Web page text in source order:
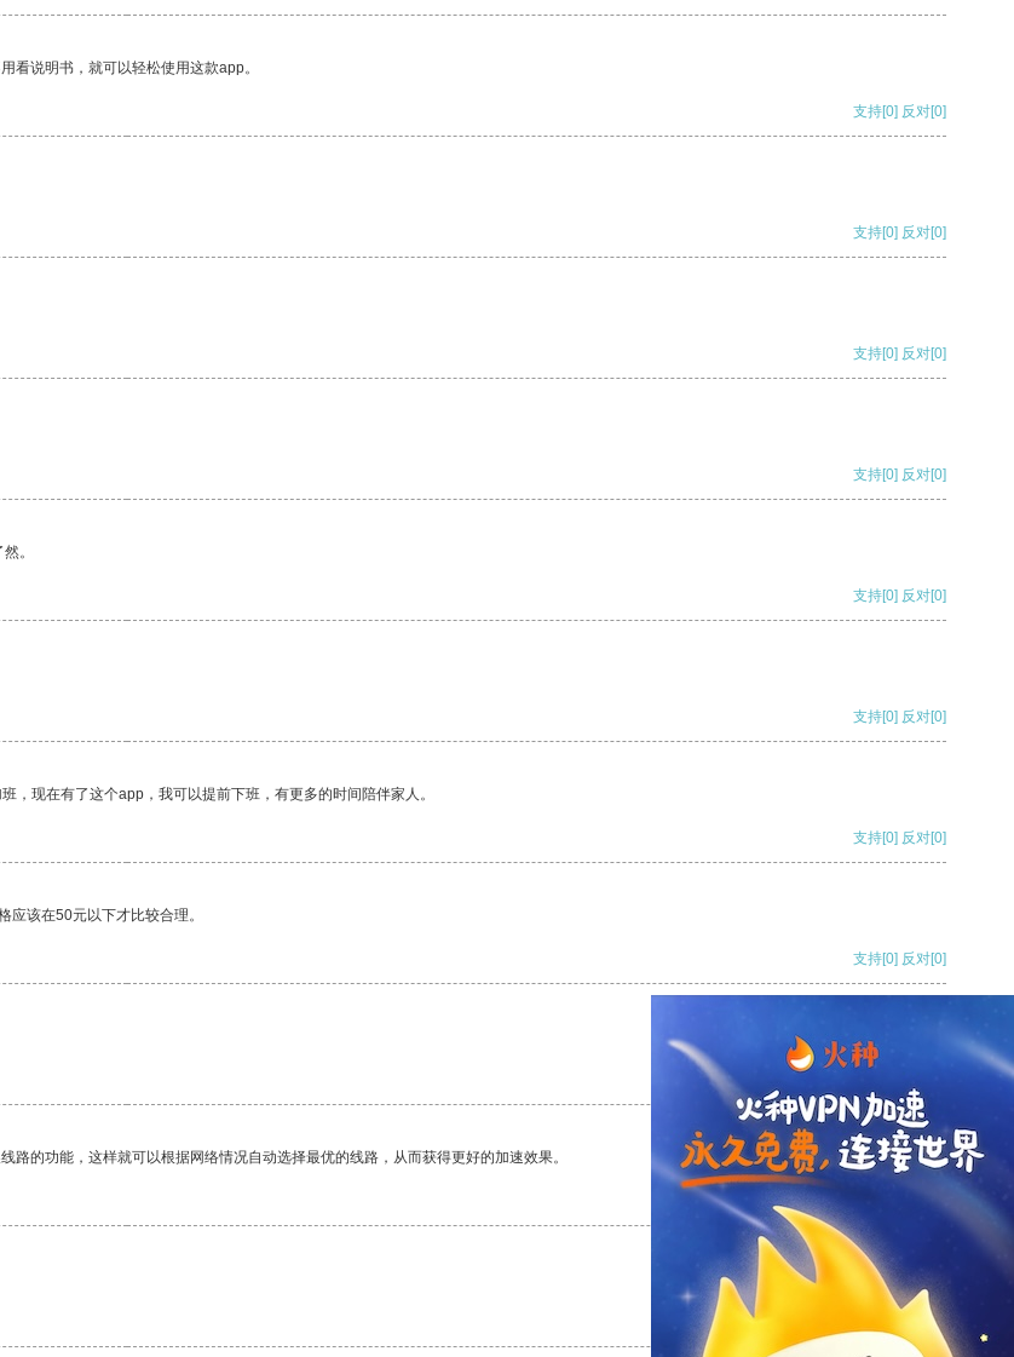
看说明书，就可以轻松使用这款app。
支持[0] 反对[0]
支持[0] 反对[0]
支持[0] 反对[0]
支持[0] 反对[0]
。
支持[0] 反对[0]
支持[0] 反对[0]
现在有了这个app，我可以提前下班，有更多的时间陪伴家人。
支持[0] 反对[0]
该在50元以下才比较合理。
支持[0] 反对[0]
的功能，这样就可以根据网络情况自动选择最优的线路，从而获得更好的加速效果。
反对
反对[0]